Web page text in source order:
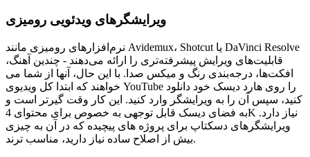
ویرایشگرهای ویدئویی رومیزی
نرم‌افزارهای رومیزی مانند Avidemux، Shotcut یا DaVinci Resolve
قابلیت‌های ویرایش پیشرفته‌تری را ارائه می‌دهند - چندین آهنگ،
افکت‌ها، درجه‌بندی رنگ و میکس صدا. با این حال، آنها از شما می
خواهند که ابتدا کل ویدیوی YouTube را روی هارد دیسک خود دانلود
کنید، سپس آن را به ویرایشگر وارد کنید. این کار وقت گیرتر است و
به فضای دیسک قابل توجهی به خصوص برای محتوای 4K نیاز دارد.
ویرایشگرهای دسکتاپ برای پروژه های پیچیده که در آن به چیزی
بیش از اصلاح ساده نیاز دارید، مناسب ترند.